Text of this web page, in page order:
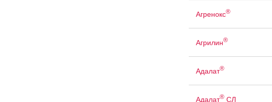
Агренокс®
Агрилин®
Адалат®
Адалат®СЛ